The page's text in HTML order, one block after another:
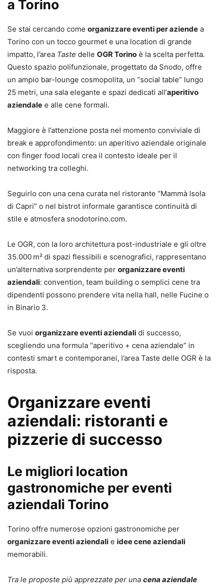
a Torino
Se stai cercando come organizzare eventi per aziende a
Torino con un tocco gourmet e una location di grande
impatto, l’area Taste delle OGR Torino è la scelta perfetta.
Questo spazio polifunzionale, progettato da Snodo, offre
un ampio bar-lounge cosmopolita, un “social table” lungo
25 metri, una sala elegante e spazi dedicati all’aperitivo
aziendale e alle cene formali.
Maggiore è l’attenzione posta nel momento conviviale di
break e approfondimento: un aperitivo aziendale originale
con finger food locali crea il contesto ideale per il
networking tra colleghi.
Seguirlo con una cena curata nel ristorante “Mammà Isola
di Capri” o nel bistrot informale garantisce continuità di
stile e atmosfera snodotorino.com.
Le OGR, con la loro architettura post-industriale e gli oltre
35.000 m² di spazi flessibili e scenografici, rappresentano
un’alternativa sorprendente per organizzare eventi
aziendali: convention, team building o semplici cene tra
dipendenti possono prendere vita nella hall, nelle Fucine o
in Binario 3.
Se vuoi organizzare eventi aziendali di successo,
scegliendo una formula “aperitivo + cena aziendale” in
contesti smart e contemporanei, l’area Taste delle OGR è la
risposta.
Organizzare eventi
aziendali: ristoranti e
pizzerie di successo
Le migliori location
gastronomiche per eventi
aziendali Torino
Torino offre numerose opzioni gastronomiche per
organizzare eventi aziendali e idee cene aziendali
memorabili.
Tra le proposte più apprezzate per una cena aziendale